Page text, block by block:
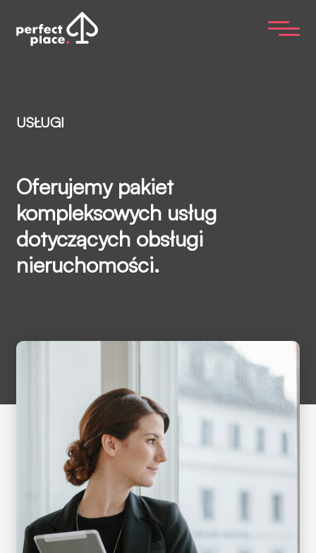
USŁUGI
Oferujemy pakiet
kompleksowych usług
dotyczących obsługi
nieruchomości.